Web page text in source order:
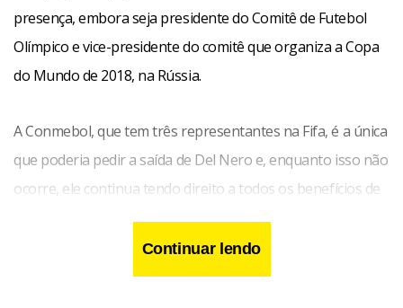
presença, embora seja presidente do Comitê de Futebol
Olímpico e vice-presidente do comitê que organiza a Copa
do Mundo de 2018, na Rússia.
A Conmebol, que tem três representantes na Fifa, é a única
que poderia pedir a saída de Del Nero e, enquanto isso não
ocorre, ele continua tendo direito a todos os benefícios de
um membro do Comitê Executivo. Porém, o presidente da
entidade sul-americana, Angel Napout, nega que exista a
possibilidade de substituição.
Continuar lendo